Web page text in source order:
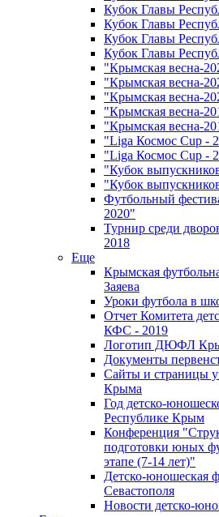
Кубок Главы
Кубок Главы
Кубок Главы
Кубок Главы
"Крымская весна-
"Крымская весна-
"Крымская весна-
"Крымская весна-
"Крымская весна-
"Liga Космос Cup -
"Liga Космос Cup -
"Кубок
"Кубок
Футбольный
2020"
Турнир среди
2018
Еще
Крымская
Заяева
Уроки футбола в
Отчет Комитета
КФС - 2019
Логотип ДЮФЛ
Документы
Сайты и страницы
Крыма
Год детско-
Республике Крым
Конференция
подготовки юных
этапе (7-14 лет)"
Детско-юношеская
Севастополя
Новости детско-